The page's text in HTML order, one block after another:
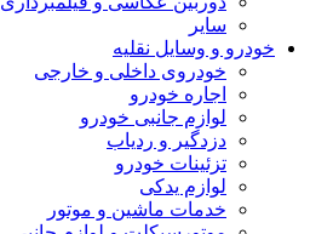
سایر
خودرو و وسایل نقلیه
خودروی داخلی و خارجی
اجاره خودرو
لوازم جانبی خودرو
دزدگیر و ردیاب
تزئینات خودرو
لوازم یدکی
خدمات ماشین و موتور